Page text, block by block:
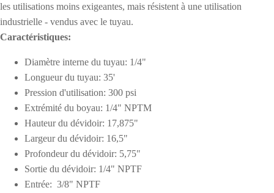
les utilisations moins exigeantes, mais résistent à une utilisation
industrielle - vendus avec le tuyau.
Caractéristiques:
Diamètre interne du tuyau: 1/4"
Longueur du tuyau: 35'
Pression d'utilisation: 300 psi
Extrémité du boyau: 1/4" NPTM
Hauteur du dévidoir: 17,875"
Largeur du dévidoir: 16,5"
Profondeur du dévidoir: 5,75"
Sortie du dévidoir: 1/4" NPTF
Entrée: 3/8" NPTF